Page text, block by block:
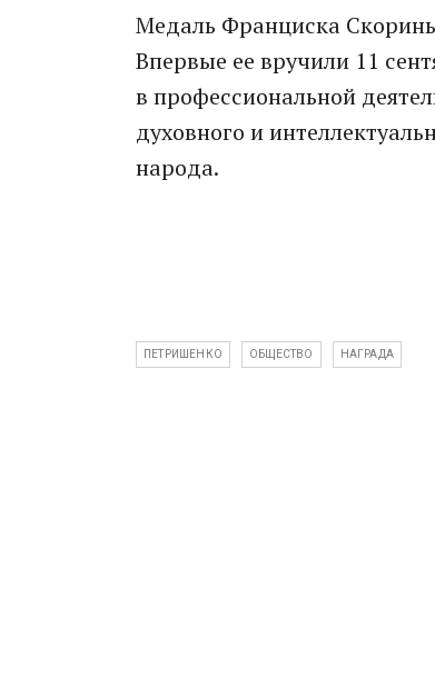
Медаль Франциска
Впервые ее вручили 11
в профессиональной
духовного и
народа.
ПЕТРИШЕНКО ОБЩЕСТВО НАГРАДА